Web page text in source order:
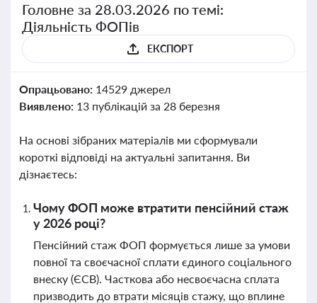
Головне за 28.03.2026 по темі:
Діяльність ФОПів
ЕКСПОРТ
Опрацьовано: 14529 джерел
Виявлено: 13 публікацій за 28 березня
На основі зібраних матеріалів ми сформували
короткі відповіді на актуальні запитання. Ви
дізнаєтесь:
Чому ФОП може втратити пенсійний стаж
у 2026 році?
Пенсійний стаж ФОП формується лише за умови
повної та своєчасної сплати єдиного соціального
внеску (ЄСВ). Часткова або несвоєчасна сплата
призводить до втрати місяців стажу, що вплине